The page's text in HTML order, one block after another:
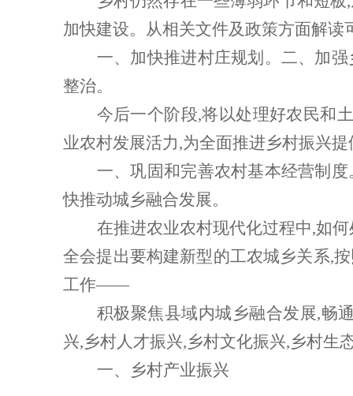
加快建设。从相关文件及政策方面解读
一、加快推进村庄规划。二、加
整治。
今后一个阶段,将以处理好农民和
业农村发展活力,为全面推进乡村振兴
一、巩固和完善农村基本经营制
快推动城乡融合发展。
在推进农业农村现代化过程中,如
全会提出要构建新型的工农城乡关系,
工作——
积极聚焦县域内城乡融合发展,畅
兴,乡村人才振兴,乡村文化振兴,乡村生
一、乡村产业振兴